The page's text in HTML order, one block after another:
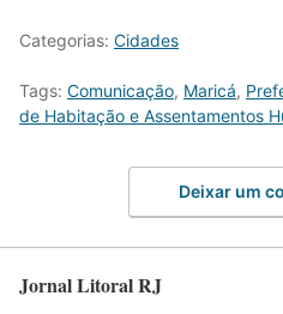
Categorias: Cidades
Tags: Comunicação, Maricá,
de Habitação e Assentamentos
Deixar um
Jornal Litoral RJ